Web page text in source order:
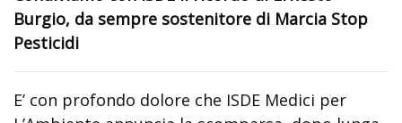
Burgio, da sempre sostenitore di Marcia Stop
Pesticidi
E’ con profondo dolore che ISDE Medici per